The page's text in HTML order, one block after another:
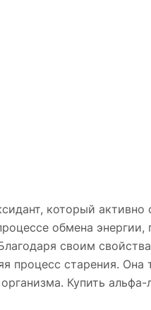
который
обмена
своим
старения. Она
Купить